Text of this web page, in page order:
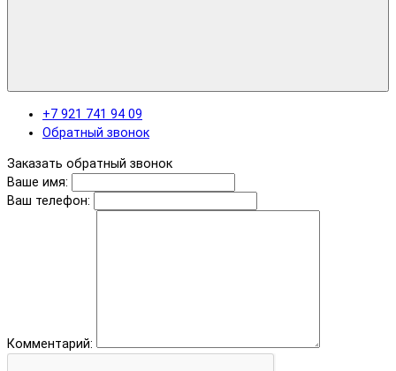
+7 921 741 94 09
Обратный звонок
Заказать обратный звонок
Ваше имя:
Ваш телефон:
Комментарий: